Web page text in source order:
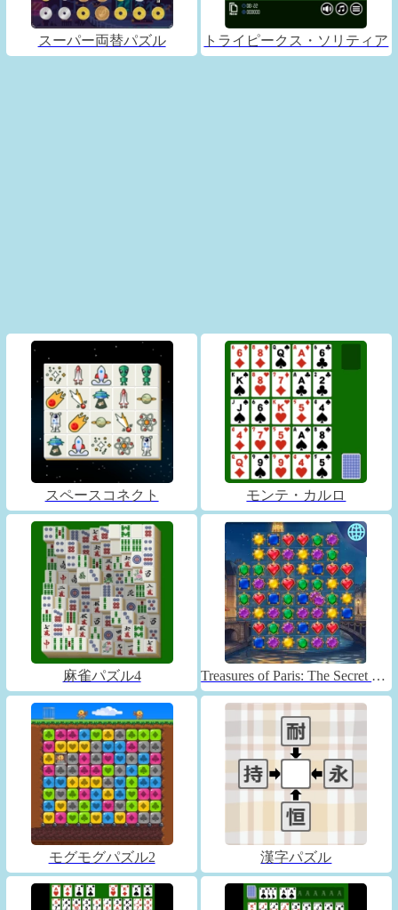
スーパー両替パズル トライピークス・ソリティア
スペースコネクト モンテ・カルロ
麻雀パズル4 Treasures of Paris: The Secret of Gems - Match 3
モグモグパズル2 漢字パズル